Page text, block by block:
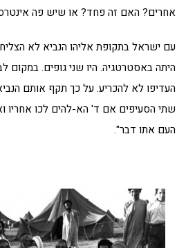
אחרים? האם זה פחד? או שיש פה
עם ישראל בתקופת אליהו הנביא לא
היתה באסטרטגיה. היו שני גופים.
העדיפו לא להכריע. על כך תקף אותם
שתי הסעיפים אם ד' הא-להים לכו אחריו
העם אתו דבר".